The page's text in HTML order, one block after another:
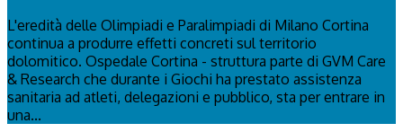
L'eredità delle Olimpiadi e Paralimpiadi di Milano Cortina
continua a produrre effetti concreti sul territorio
dolomitico. Ospedale Cortina - struttura parte di GVM Care
& Research che durante i Giochi ha prestato assistenza
sanitaria ad atleti, delegazioni e pubblico, sta per entrare in
una...